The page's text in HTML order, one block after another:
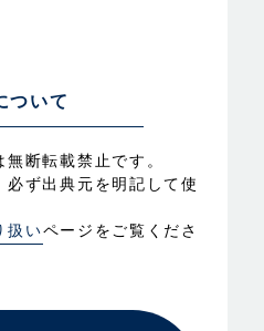
ついて
断転載禁止です。
必ず出典元を明記して使
扱いページをご覧くださ